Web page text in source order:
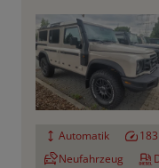
Automatik
Neufahrzeug